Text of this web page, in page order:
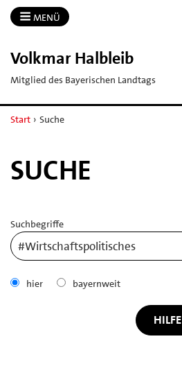
MENÜ
Volkmar Halbleib
Mitglied des Bayerischen Landtags
Start › Suche
SUCHE
Suchbegriffe
hier bayernweit
HILFE